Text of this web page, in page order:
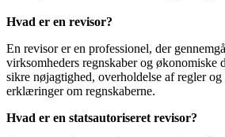
Hvad er en revisor?
En revisor er en professionel, der
virksomheders regnskaber og økonomiske
sikre nøjagtighed, overholdelse af regler og
erklæringer om regnskaberne.
Hvad er en statsautoriseret revisor?